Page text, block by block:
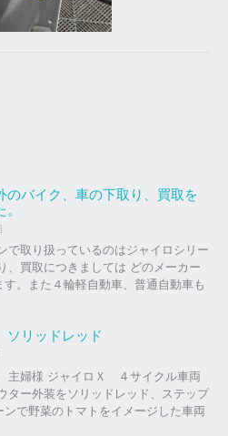
のバイク、車の下取り、買取を
で取り扱っているのはジャイロシリー
、買取につきましては どのメーカー
。また４輪軽自動車、普通自動車も
リッドレッド
婦様 ジャイロＸ ４サイクル車両
ター外装をソリッドレッド、ステップ
で野菜のトマトをイメージした車両